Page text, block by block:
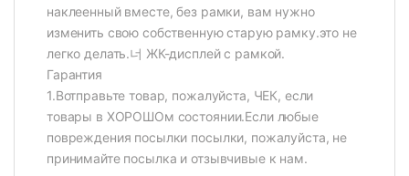
наклеенный вместе, без рамки, вам нужно
изменить свою собственную старую рамку.это не
легко делать.너 ЖК-дисплей с рамкой.
Гарантия
1.Вотправьте товар, пожалуйста, ЧЕК, если
товары в ХОРОШОм состоянии.Если любые
повреждения посылки посылки, пожалуйста, не
принимайте посылка и отзывчивые к нам.